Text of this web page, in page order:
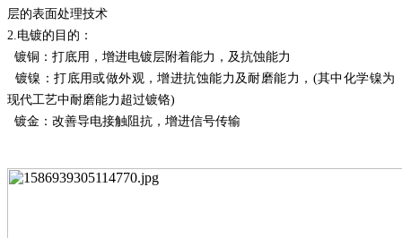
层的表面处理技术
2. 电镀的目的：
镀铜：打底用，增进电镀层附着能力，及抗蚀能力
镀镍：打底用或做外观，增进抗蚀能力及耐磨能力， (其中化学镍为
现代工艺中耐磨能力超过镀铬)
镀金：改善导电接触阻抗，增进信号传输